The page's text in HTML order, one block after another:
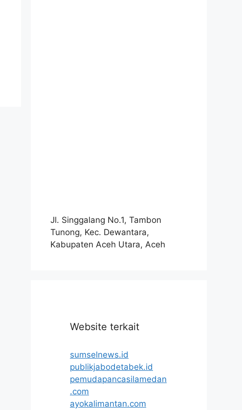
Jl. Singgalang No.1, Tambon
Tunong, Kec. Dewantara,
Kabupaten Aceh Utara, Aceh
Website terkait
sumselnews.id
publikjabodetabek.id
pemudapancasilamedan
.com
ayokalimantan.com